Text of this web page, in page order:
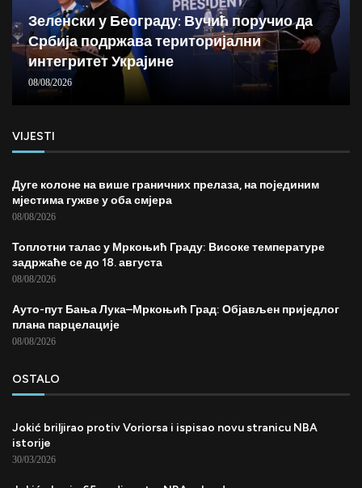
Зеленски у Београду: Вучић поручио да
Србија подржава територијални
интегритет Украјине
08/08/2026
VIJESTI
Дуге колоне на више граничних прелаза, на појединим
мјестима гужве у оба смјера
08/08/2026
Топлотни талас у Мркоњић Граду: Високе температуре
задржаће се до 18. августа
08/08/2026
Ауто-пут Бања Лука–Мркоњић Град: Објављен приједлог
плана парцелације
08/08/2026
OSTALO
Jokić briljirao protiv Voriorsa i ispisao novu stranicu NBA
istorije
30/03/2026